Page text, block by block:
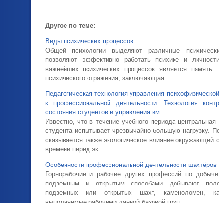
Другое по теме:
Виды психических процессов
Общей психологии выделяют различные
позволяют эффективно работать психике и
важнейших психических процессов является
психического отражения, заключающая ...
Педагогическая технология управления
к профессиональной деятельности. Технология
состояния студентов и управления им
Известно, что в течение учебного периода
студента испытывает чрезвычайно большую нагрузку.
сказывается также экологическое влияние
времени перед эк ...
Особенности профессиональной деятельности шахтёров
Горнорабочие и рабочие других профессий по
подземным и открытым способами добывают
подземных или открытых шахт, каменоломен,